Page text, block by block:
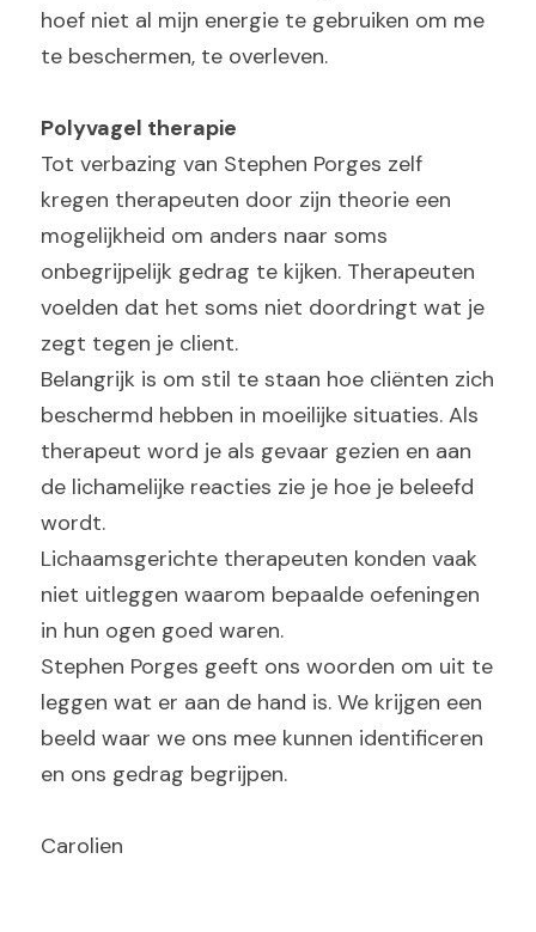
hoef niet al mijn energie te gebruiken om me
te beschermen, te overleven.
Polyvagel therapie
Tot verbazing van Stephen Porges zelf
kregen therapeuten door zijn theorie een
mogelijkheid om anders naar soms
onbegrijpelijk gedrag te kijken. Therapeuten
voelden dat het soms niet doordringt wat je
zegt tegen je client.
Belangrijk is om stil te staan hoe cliënten zich
beschermd hebben in moeilijke situaties. Als
therapeut word je als gevaar gezien en aan
de lichamelijke reacties zie je hoe je beleefd
wordt.
Lichaamsgerichte therapeuten konden vaak
niet uitleggen waarom bepaalde oefeningen
in hun ogen goed waren.
Stephen Porges geeft ons woorden om uit te
leggen wat er aan de hand is. We krijgen een
beeld waar we ons mee kunnen identificeren
en ons gedrag begrijpen.
Carolien